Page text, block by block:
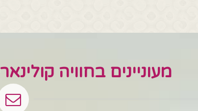
מעוניינים בחוויה